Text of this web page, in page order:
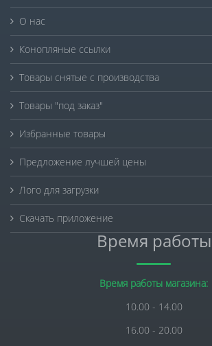
О нас
Конопляные ссылки
Товары снятые с производства
Товары "под заказ"
Избранные товары
Предложение лучшей цены
Лого для загрузки
Скачать приложение
Время работы
Время работы магазина:
10.00 - 14.00
16.00 - 20.00